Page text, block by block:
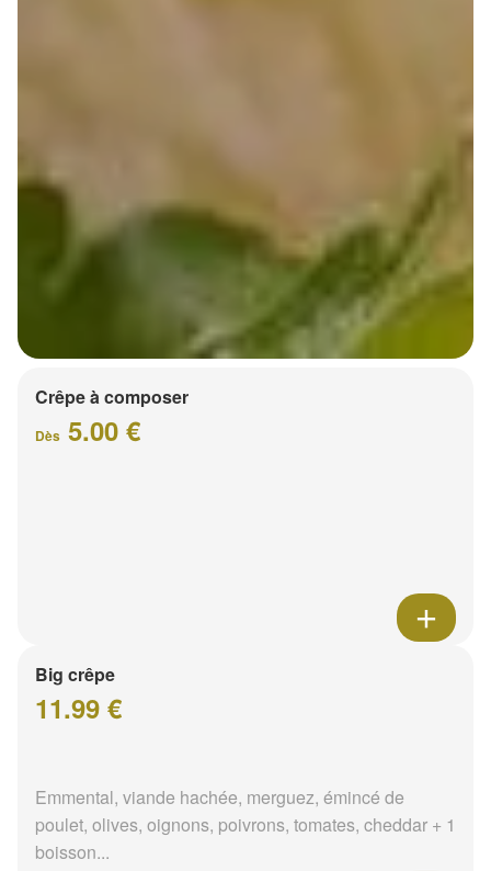
Crêpe à composer
Dès 5.00 €
Big crêpe
11.99 €
Emmental, viande hachée, merguez, émincé de
poulet, olives, oignons, poivrons, tomates, cheddar + 1
boisson...